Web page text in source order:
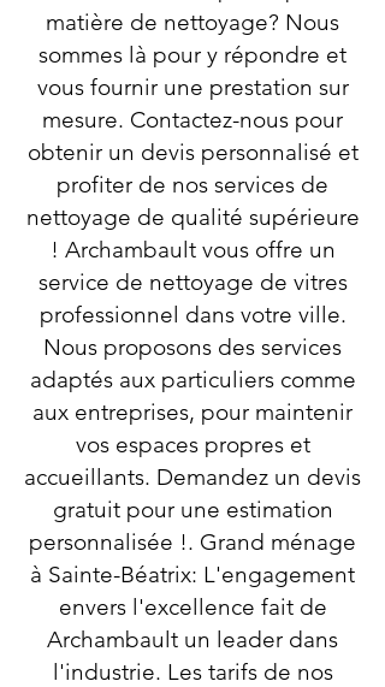
matière de nettoyage? Nous
sommes là pour y répondre et
vous fournir une prestation sur
mesure. Contactez-nous pour
obtenir un devis personnalisé et
profiter de nos services de
nettoyage de qualité supérieure
! Archambault vous offre un
service de nettoyage de vitres
professionnel dans votre ville.
Nous proposons des services
adaptés aux particuliers comme
aux entreprises, pour maintenir
vos espaces propres et
accueillants. Demandez un devis
gratuit pour une estimation
personnalisée !. Grand ménage
à Sainte-Béatrix: L'engagement
envers l'excellence fait de
Archambault un leader dans
l'industrie. Les tarifs de nos